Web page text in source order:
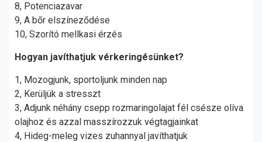
8, Potenciazavar
9, A bőr elszíneződése
10, Szorító mellkasi érzés
Hogyan javíthatjuk vérkeringésünket?
1, Mozogjunk, sportoljunk minden nap
2, Kerüljük a stresszt
3, Adjunk néhány csepp rozmaringolajat fél csésze olíva
olajhoz és azzal masszírozzuk végtagjainkat
4, Hideg-meleg vizes zuhannyal javíthatjuk